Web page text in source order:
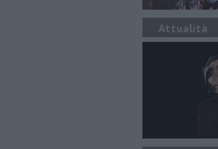
Attualità